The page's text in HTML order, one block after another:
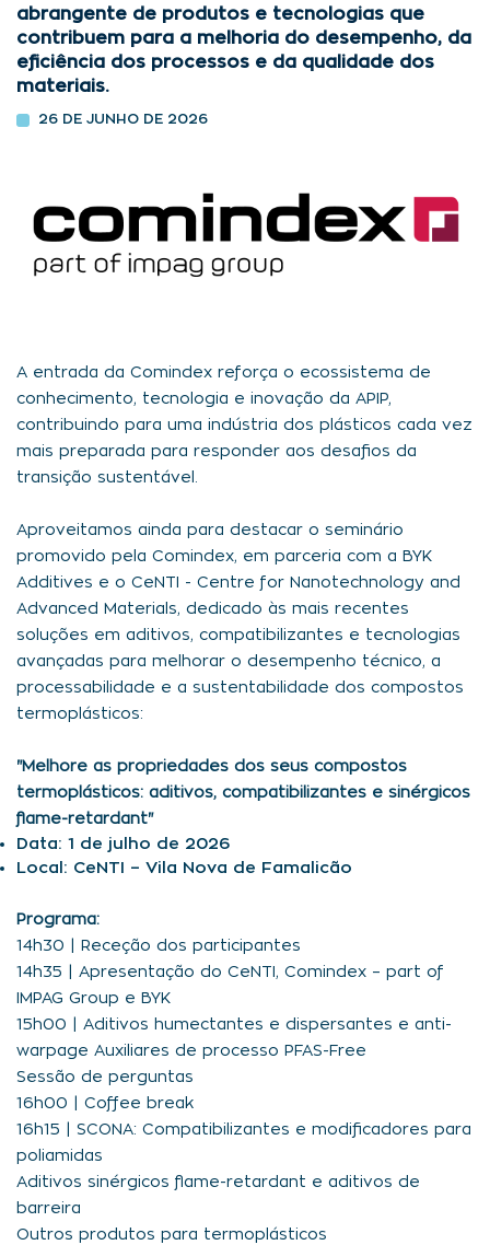
abrangente de produtos e tecnologias que
contribuem para a melhoria do desempenho, da
eficiência dos processos e da qualidade dos
materiais.
26 DE JUNHO DE 2026
A entrada da Comindex reforça o ecossistema de
conhecimento, tecnologia e inovação da APIP,
contribuindo para uma indústria dos plásticos cada vez
mais preparada para responder aos desafios da
transição sustentável.
Aproveitamos ainda para destacar o seminário
promovido pela Comindex, em parceria com a BYK
Additives e o CeNTI - Centre for Nanotechnology and
Advanced Materials, dedicado às mais recentes
soluções em aditivos, compatibilizantes e tecnologias
avançadas para melhorar o desempenho técnico, a
processabilidade e a sustentabilidade dos compostos
termoplásticos:
"Melhore as propriedades dos seus compostos
termoplásticos: aditivos, compatibilizantes e sinérgicos
flame-retardant"
Data: 1 de julho de 2026
Local: CeNTI – Vila Nova de Famalicão
Programa:
14h30 | Receção dos participantes
14h35 | Apresentação do CeNTI, Comindex – part of
IMPAG Group e BYK
15h00 | Aditivos humectantes e dispersantes e anti-
warpage Auxiliares de processo PFAS-Free
Sessão de perguntas
16h00 | Coffee break
16h15 | SCONA: Compatibilizantes e modificadores para
poliamidas
Aditivos sinérgicos flame-retardant e aditivos de
barreira
Outros produtos para termoplásticos